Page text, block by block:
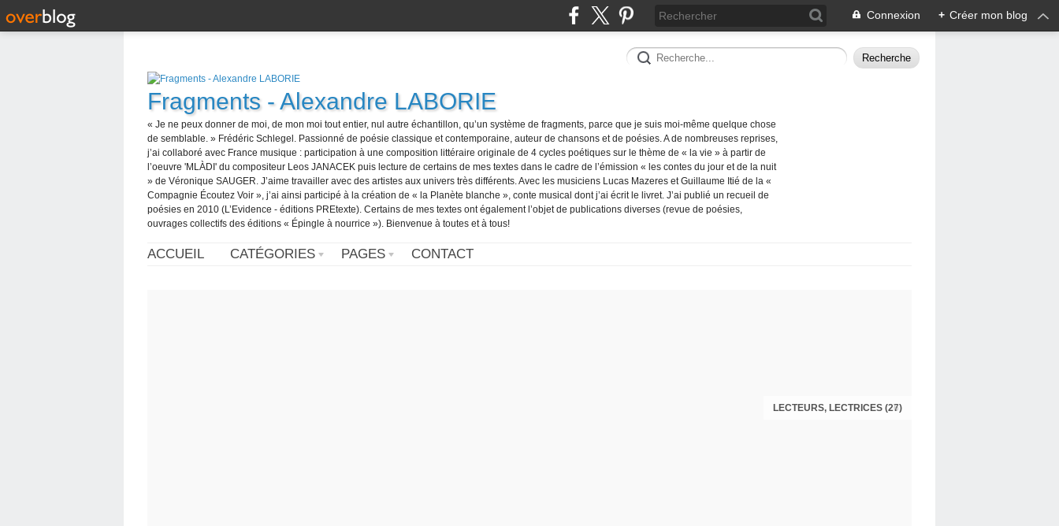
Connexion + Créer mon blog
Fragments - Alexandre LABORIE
« Je ne peux donner de moi, de mon moi tout entier, nul autre échantillon, qu’un système de fragments, parce que je suis moi-même quelque chose
de semblable. » Frédéric Schlegel. Passionné de poésie classique et contemporaine, auteur de chansons et de poésies. A de nombreuses reprises,
j’ai collaboré avec France musique : participation à une composition littéraire originale de 4 cycles poétiques sur le thème de « la vie » à partir de
l’oeuvre 'MLÀDI' du compositeur Leos JANACEK puis lecture de certains de mes textes dans le cadre de l’émission « les contes du jour et de la nuit
» de Véronique SAUGER. J’aime travailler avec des artistes aux univers très différents. Avec les musiciens Lucas Mazeres et Guillaume Itié de la «
Compagnie Écoutez Voir », j’ai ainsi participé à la création de « la Planète blanche », conte musical dont j’ai écrit le livret. J’ai publié un recueil de
poésies en 2010 (L’Evidence - éditions PREtexte). Certains de mes textes ont également l’objet de publications diverses (revue de poésies,
ouvrages collectifs des éditions « Épingle à nourrice »). Bienvenue à toutes et à tous!
ACCUEIL CATÉGORIES PAGES CONTACT
LECTEURS, LECTRICES (27)
LECTEURS, LECTRICES (26)